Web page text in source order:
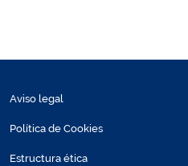
Aviso legal
Política de Cookies
Estructura ética